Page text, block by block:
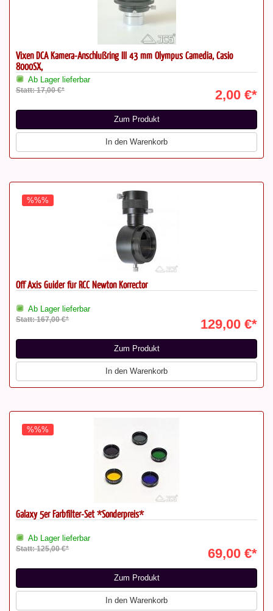
Vixen DCA Kamera-Anschlußring III 43 mm Olympus Camedia, Casio
8000SX,
Ab Lager lieferbar
Statt: 17,00 €* 2,00 €*
Zum Produkt
In den Warenkorb
%%%
Off Axis Guider für RCC Newton Korrector
Ab Lager lieferbar
Statt: 167,00 €* 129,00 €*
Zum Produkt
In den Warenkorb
%%%
Galaxy 5er Farbfilter-Set *Sonderpreis*
Ab Lager lieferbar
Statt: 125,00 €* 69,00 €*
Zum Produkt
In den Warenkorb